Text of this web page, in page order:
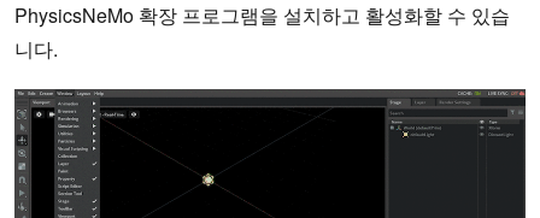
PhysicsNeMo 확장 프로그램을 설치하고 활성화할 수 있습
니다.